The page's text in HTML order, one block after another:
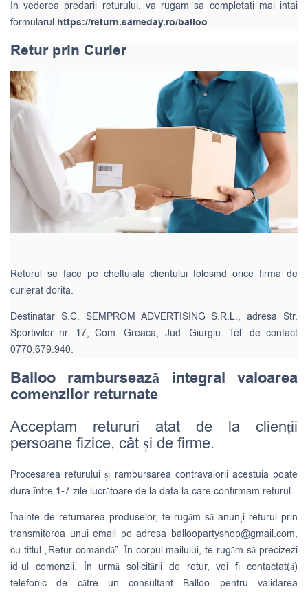
In vederea predarii returului, va rugam sa completati mai intai
formularul https://return.sameday.ro/balloo
Retur prin Curier
Returul se face pe cheltuiala clientului folosind orice firma de
curierat dorita.
Destinatar S.C. SEMPROM ADVERTISING S.R.L., adresa Str.
Sportivilor nr. 17, Com. Greaca, Jud. Giurgiu. Tel. de contact
0770.679.940.
Balloo rambursează integral valoarea
comenzilor returnate
Acceptam retururi atat de la clienții
persoane fizice, cât și de firme.
Procesarea returului și rambursarea contravalorii acestuia poate
dura între 1-7 zile lucrătoare de la data la care confirmam returul.
Înainte de returnarea produselor, te rugăm să anunți returul prin
transmiterea unui email pe adresa balloopartyshop@gmail.com,
cu titlul „Retur comandă”. În corpul mailului, te rugăm să precizezi
id-ul comenzii. În urmă solicitării de retur, vei fi contactat(ă)
telefonic de către un consultant Balloo pentru validarea